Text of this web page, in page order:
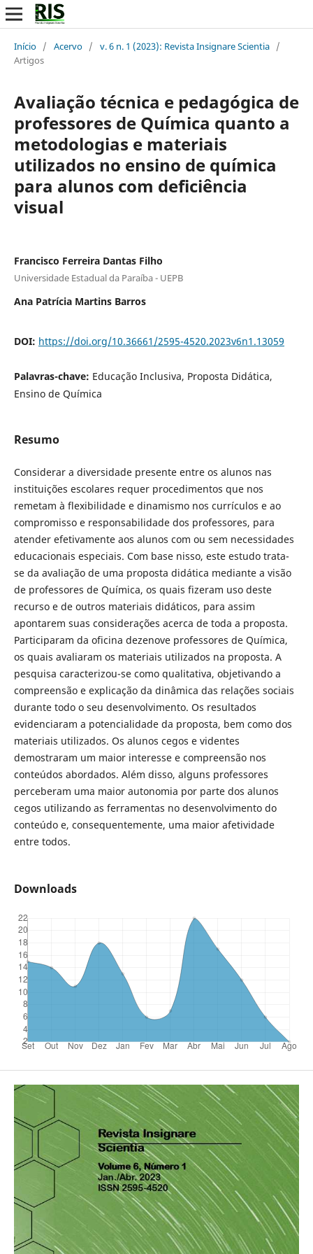
Início / Acervo / v. 6 n. 1 (2023): Revista Insignare Scientia /
Artigos
Avaliação técnica e pedagógica de
professores de Química quanto a
metodologias e materiais
utilizados no ensino de química
para alunos com deficiência
visual
Francisco Ferreira Dantas Filho
Universidade Estadual da Paraíba - UEPB
Ana Patrícia Martins Barros
DOI: https://doi.org/10.36661/2595-4520.2023v6n1.13059
Palavras-chave: Educação Inclusiva, Proposta Didática,
Ensino de Química
Resumo
Considerar a diversidade presente entre os alunos nas
instituições escolares requer procedimentos que nos
remetam à flexibilidade e dinamismo nos currículos e ao
compromisso e responsabilidade dos professores, para
atender efetivamente aos alunos com ou sem necessidades
educacionais especiais. Com base nisso, este estudo trata-
se da avaliação de uma proposta didática mediante a visão
de professores de Química, os quais fizeram uso deste
recurso e de outros materiais didáticos, para assim
apontarem suas considerações acerca de toda a proposta.
Participaram da oficina dezenove professores de Química,
os quais avaliaram os materiais utilizados na proposta. A
pesquisa caracterizou-se como qualitativa, objetivando a
compreensão e explicação da dinâmica das relações sociais
durante todo o seu desenvolvimento. Os resultados
evidenciaram a potencialidade da proposta, bem como dos
materiais utilizados. Os alunos cegos e videntes
demostraram um maior interesse e compreensão nos
conteúdos abordados. Além disso, alguns professores
perceberam uma maior autonomia por parte dos alunos
cegos utilizando as ferramentas no desenvolvimento do
conteúdo e, consequentemente, uma maior afetividade
entre todos.
Downloads